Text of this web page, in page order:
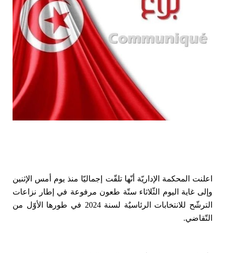
علنت المحكمة الإداريّة أنّها تلقّت إجماليّا منذ يوم أمس الإثنين
وإلى غاية اليوم الثّلاثاء ستّة طعون مرفوعة في إطار نزاعات
الترشّح للانتخابات الرئاسيٌة لسنة 2024 في طورها الأوّل من
التّقاضي.